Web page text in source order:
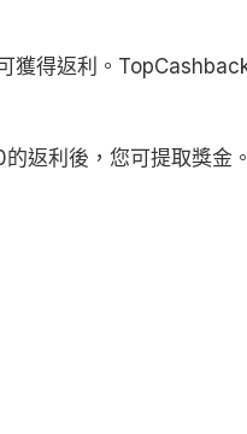
返利後，您可提取獎金。